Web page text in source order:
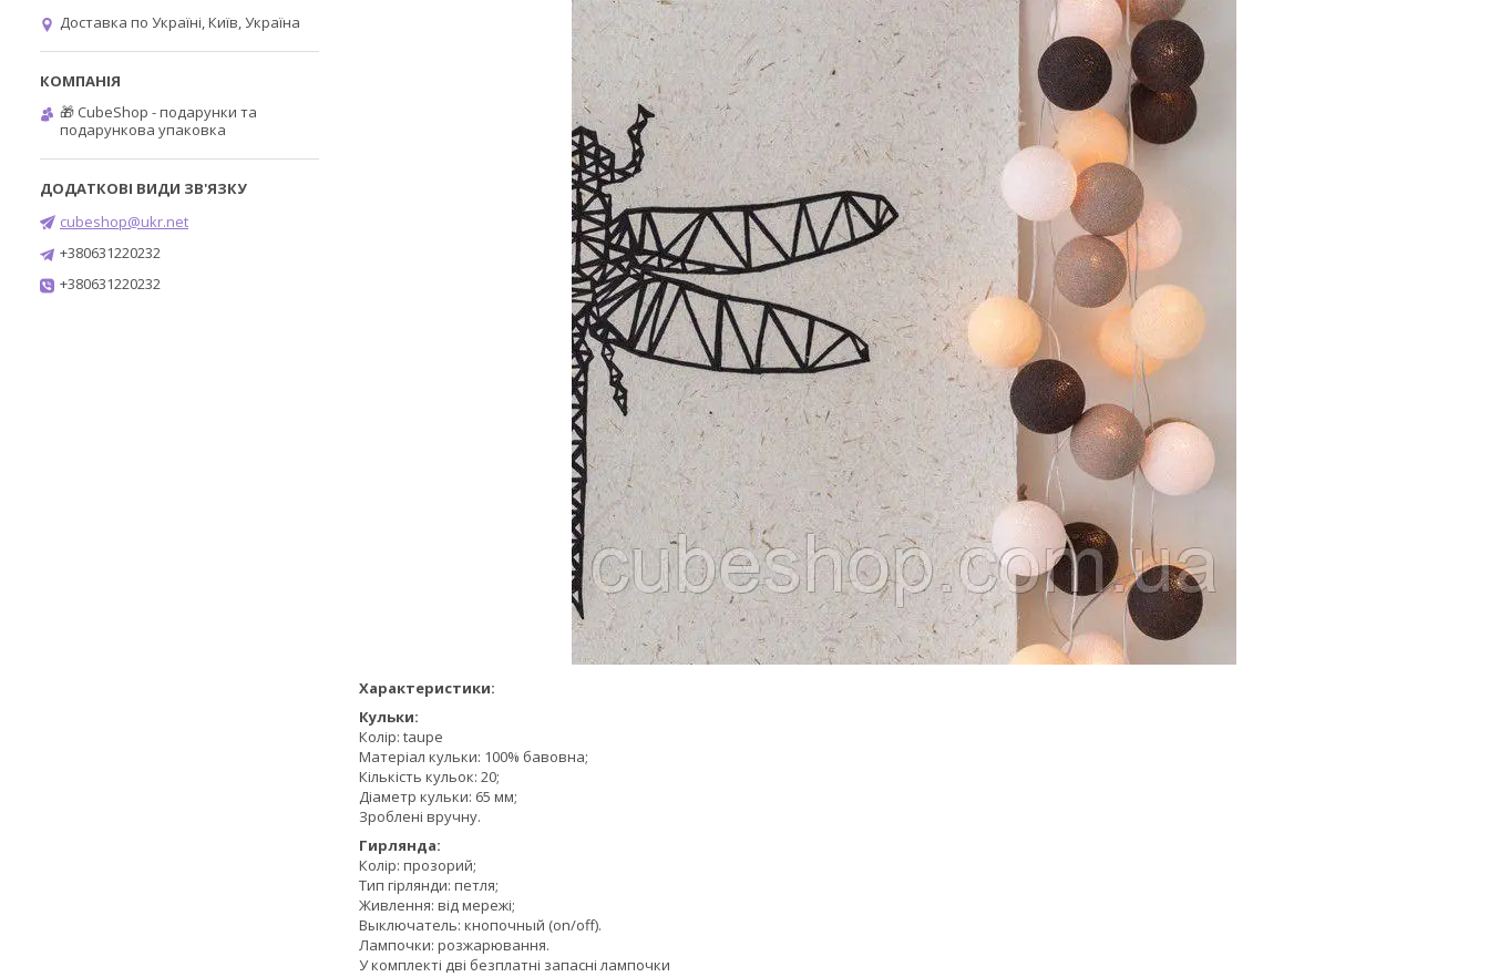
Характеристики:
Кульки:
Колір: taupe
Матеріал кульки: 100% бавовна;
Кількість кульок: 20;
Діаметр кульки: 65 мм;
Зроблені вручну.
Гирлянда:
Колір: прозорий;
Тип гірлянди: петля;
Живлення: від мережі;
Выключатель: кнопочный (on/off).
Лампочки: розжарювання.
У комплекті дві безплатні запасні лампочки
Доставка по Україні, Київ, Україна
🎁 CubeShop - подарунки та
подарункова упаковка
cubeshop@ukr.net
+380631220232
+380631220232